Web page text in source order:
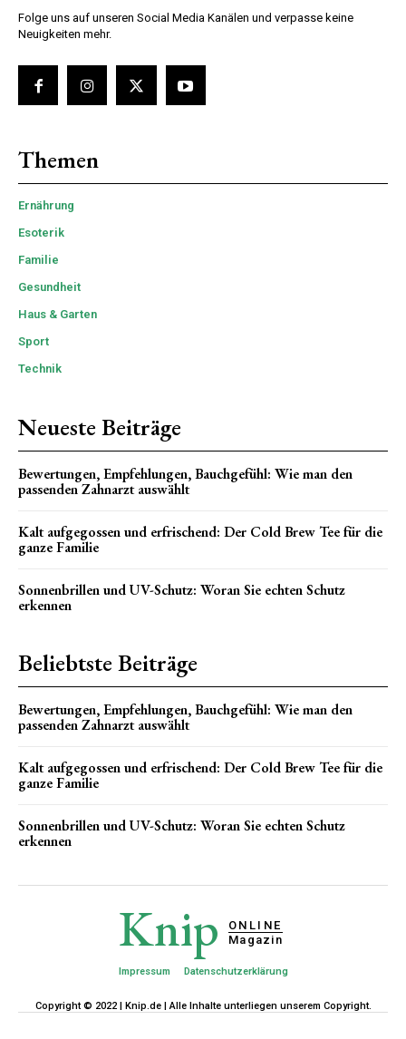
Folge uns auf unseren Social Media Kanälen und verpasse keine
Neuigkeiten mehr.
Themen
Ernährung
Esoterik
Familie
Gesundheit
Haus & Garten
Sport
Technik
Neueste Beiträge
Bewertungen, Empfehlungen, Bauchgefühl: Wie man den
passenden Zahnarzt auswählt
Kalt aufgegossen und erfrischend: Der Cold Brew Tee für die
ganze Familie
Sonnenbrillen und UV-Schutz: Woran Sie echten Schutz
erkennen
Beliebtste Beiträge
Bewertungen, Empfehlungen, Bauchgefühl: Wie man den
passenden Zahnarzt auswählt
Kalt aufgegossen und erfrischend: Der Cold Brew Tee für die
ganze Familie
Sonnenbrillen und UV-Schutz: Woran Sie echten Schutz
erkennen
Knip
ONLINE
Magazin
Impressum Datenschutzerklärung
Copyright © 2022 | Knip.de | Alle Inhalte unterliegen unserem Copyright.